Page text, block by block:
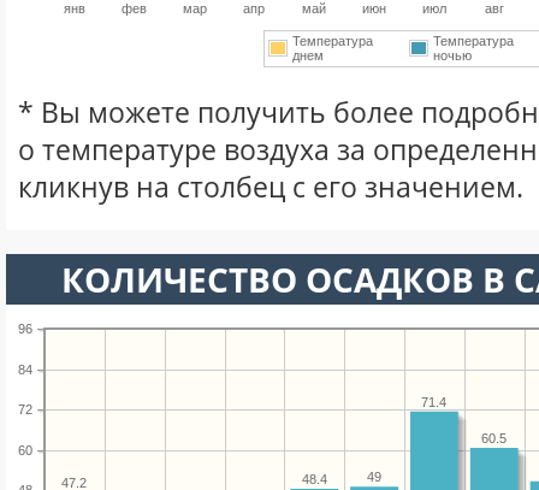
янв фев мар апр май июн июл авг
Температура
днем
Температура
ночью
* Вы можете получить более
о температуре воздуха за
кликнув на столбец с его значением.
КОЛИЧЕСТВО ОСАДКОВ В
60
72
84
96
60.5
71.4
49
48.4
47.2